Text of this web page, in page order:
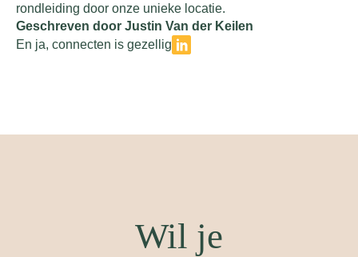
rondleiding door onze unieke locatie.
Geschreven door Justin Van der Keilen
En ja, connecten is gezellig
Wil je